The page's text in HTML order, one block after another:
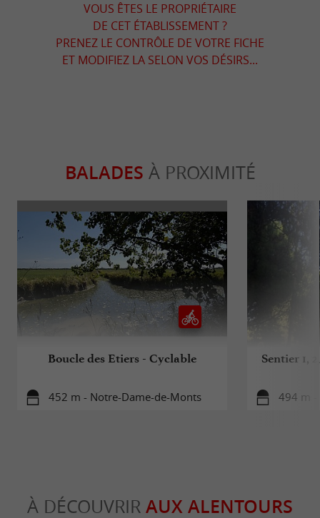
VOUS ÊTES LE PROPRIÉTAIRE
DE CET ÉTABLISSEMENT ?
PRENEZ LE CONTRÔLE DE VOTRE FICHE
ET MODIFIEZ LA SELON VOS DÉSIRS...
BALADES À PROXIMITÉ
Boucle des Etiers - Cyclable
452 m - Notre-Dame-de-Monts
Sentier 1,
494 m -
À DÉCOUVRIR AUX ALENTOURS